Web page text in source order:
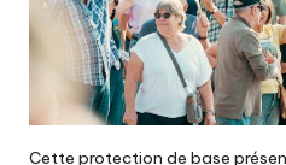
Cette protection de base